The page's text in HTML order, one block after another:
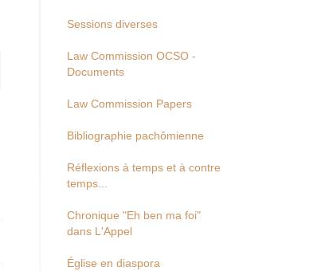
Sessions diverses
Law Commission OCSO -
Documents
Law Commission Papers
Bibliographie pachômienne
Réflexions à temps et à contre
temps...
Chronique "Eh ben ma foi"
dans L'Appel
Église en diaspora